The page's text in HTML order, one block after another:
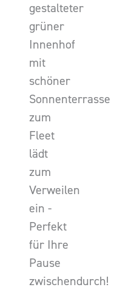
gestalteter
grüner
Innenhof
mit
schöner
Sonnenterrasse
zum
Fleet
lädt
zum
Verweilen
ein -
Perfekt
für Ihre
Pause
zwischendurch!